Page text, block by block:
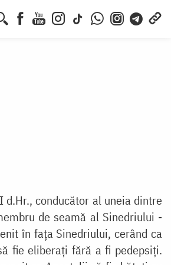
conducător al uneia dintre
de seamă al Sinedriului -
în fața Sinedriului, cerând ca
fie eliberați fără a fi pedepsiți.